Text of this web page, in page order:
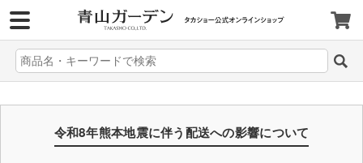
令和8年熊本地震に伴う配送への影響について